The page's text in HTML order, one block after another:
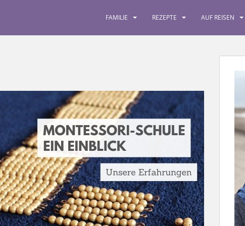
FAMILIE REZEPTE AUF REISEN